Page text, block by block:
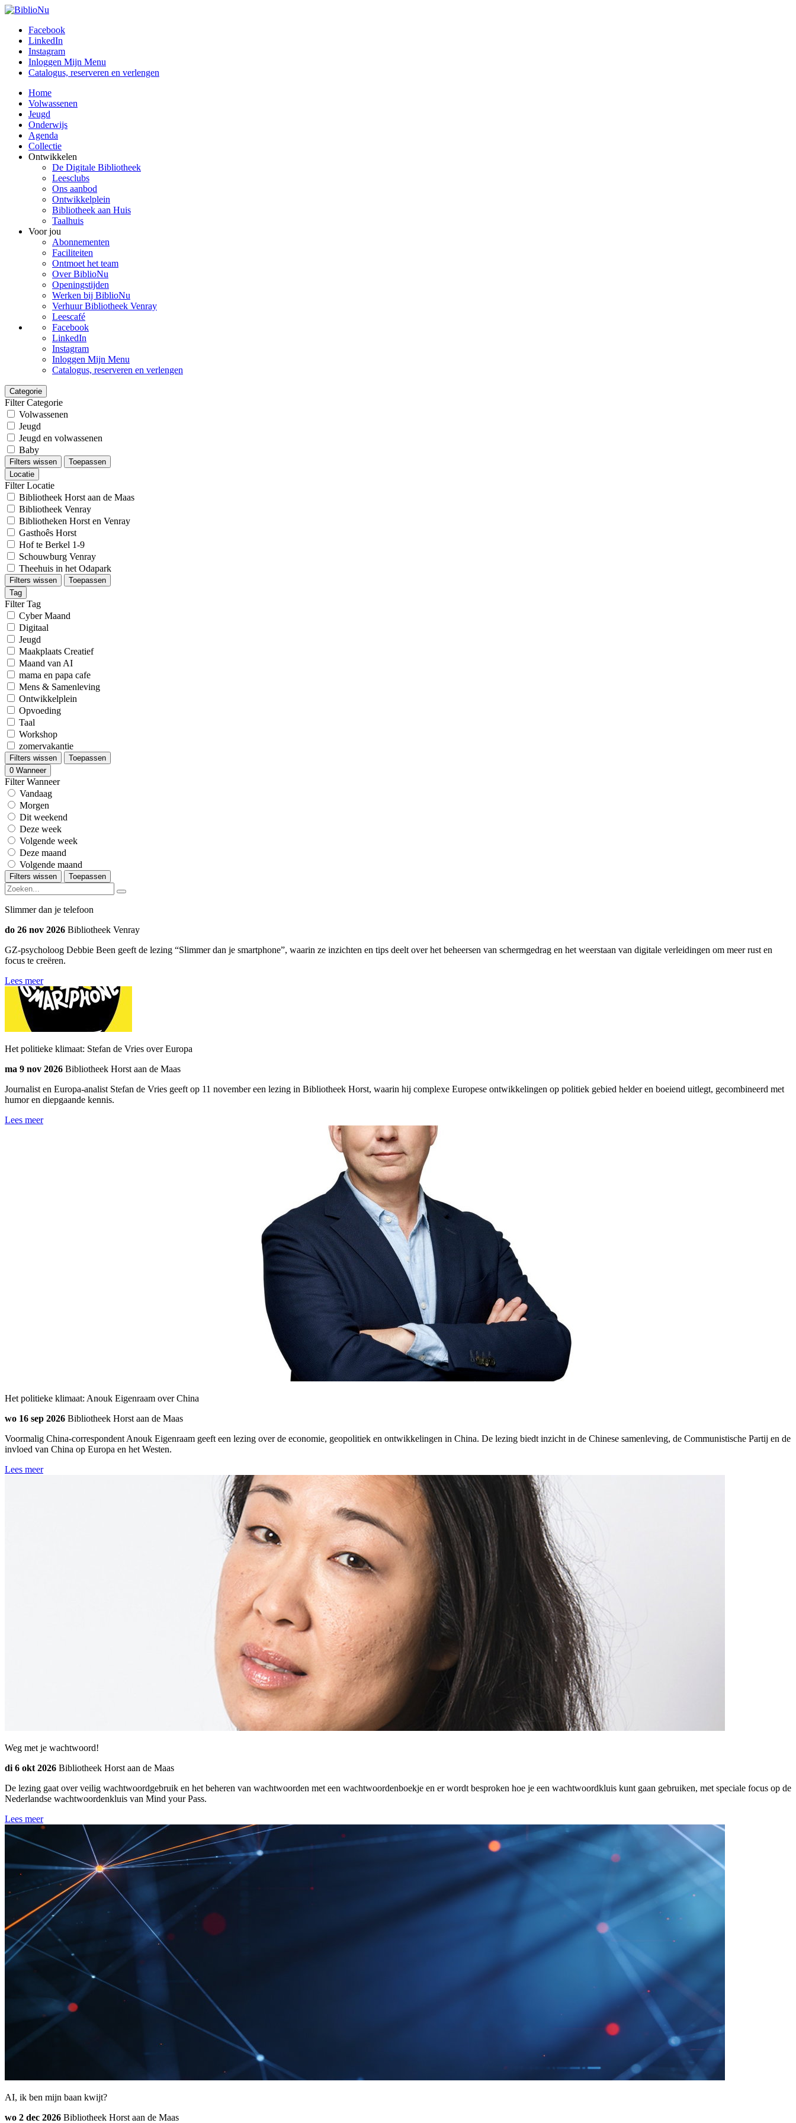
Facebook
LinkedIn
Instagram
Inloggen Mijn Menu
Catalogus, reserveren en verlengen
Home
Volwassenen
Jeugd
Onderwijs
Agenda
Collectie
Ontwikkelen
De Digitale Bibliotheek
Leesclubs
Ons aanbod
Ontwikkelplein
Bibliotheek aan Huis
Taalhuis
Voor jou
Abonnementen
Faciliteiten
Ontmoet het team
Over BiblioNu
Openingstijden
Werken bij BiblioNu
Verhuur Bibliotheek Venray
Leescafé
Facebook
LinkedIn
Instagram
Inloggen Mijn Menu
Catalogus, reserveren en verlengen
Categorie
Filter Categorie
Volwassenen
Jeugd
Jeugd en volwassenen
Baby
Filters wissen
Toepassen
Locatie
Filter Locatie
Bibliotheek Horst aan de Maas
Bibliotheek Venray
Bibliotheken Horst en Venray
Gasthoês Horst
Hof te Berkel 1-9
Schouwburg Venray
Theehuis in het Odapark
Filters wissen
Toepassen
Tag
Filter Tag
Cyber Maand
Digitaal
Jeugd
Maakplaats Creatief
Maand van AI
mama en papa cafe
Mens & Samenleving
Ontwikkelplein
Opvoeding
Taal
Workshop
zomervakantie
Filters wissen
Toepassen
0 Wanneer
Filter Wanneer
Vandaag
Morgen
Dit weekend
Deze week
Volgende week
Deze maand
Volgende maand
Filters wissen Toepassen
Slimmer dan je telefoon
do 26 nov 2026 Bibliotheek Venray
GZ-psycholoog Debbie Been geeft de lezing “Slimmer dan je smartphone”, waarin ze inzichten en tips deelt over het beheersen van schermgedrag en het weerstaan van digitale verleidingen om meer rust en
focus te creëren.
Lees meer
Het politieke klimaat: Stefan de Vries over Europa
ma 9 nov 2026 Bibliotheek Horst aan de Maas
Journalist en Europa-analist Stefan de Vries geeft op 11 november een lezing in Bibliotheek Horst, waarin hij complexe Europese ontwikkelingen op politiek gebied helder en boeiend uitlegt, gecombineerd met
humor en diepgaande kennis.
Lees meer
Het politieke klimaat: Anouk Eigenraam over China
wo 16 sep 2026 Bibliotheek Horst aan de Maas
Voormalig China-correspondent Anouk Eigenraam geeft een lezing over de economie, geopolitiek en ontwikkelingen in China. De lezing biedt inzicht in de Chinese samenleving, de Communistische Partij en de
invloed van China op Europa en het Westen.
Lees meer
Weg met je wachtwoord!
di 6 okt 2026 Bibliotheek Horst aan de Maas
De lezing gaat over veilig wachtwoordgebruik en het beheren van wachtwoorden met een wachtwoordenboekje en er wordt besproken hoe je een wachtwoordkluis kunt gaan gebruiken, met speciale focus op de
Nederlandse wachtwoordenkluis van Mind your Pass.
Lees meer
AI, ik ben mijn baan kwijt?
wo 2 dec 2026 Bibliotheek Horst aan de Maas